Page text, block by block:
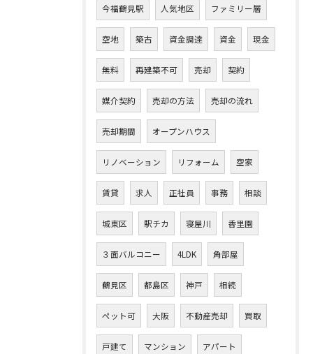
今福鶴見駅 人気地区 ファミリー層
空地 築古 資金調達 資金 現金
無料 再建築不可 売却 契約
媒介契約 売却の方法 売却の流れ
売却期間 オープンハウス
リノベーション リフォーム 空家
賃貸 求人 正社員 事務 相談
城東区 駅チカ 寝屋川 香里園
３面バルコニー 4LDK 角部屋
鶴見区 都島区 神戸 相続
ペット可 大阪 不動産売却 買取
戸建て マンション アパート